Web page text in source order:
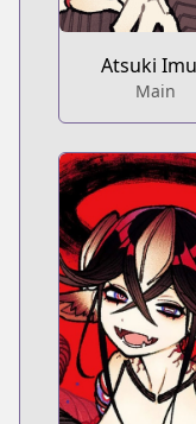
Atsuki
Main